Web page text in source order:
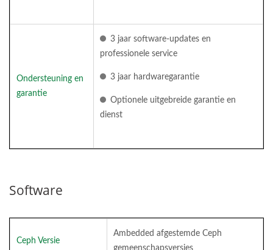
Ondersteuning en
garantie
3 jaar software-updates en
professionele service
3 jaar hardwaregarantie
Optionele uitgebreide garantie en
dienst
Software
Ceph Versie
Ambedded afgestemde Ceph